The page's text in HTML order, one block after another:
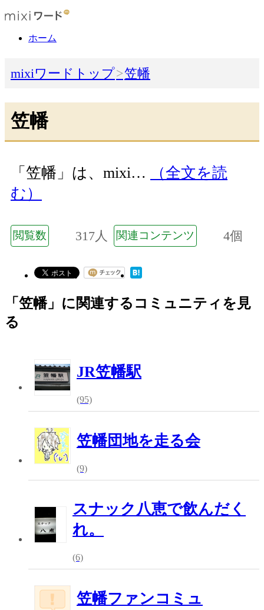
ホーム
mixiワードトップ 笠幡
笠幡
「笠幡」は、mixi…
（全文を読
む）
閲覧数 317人 関連コンテンツ 4個
「笠幡」に関連するコミュニティを見
る
JR笠幡駅
(95)
笠幡団地を走る会
(9)
スナック八恵で飲んだく
れ。
(6)
笠幡ファンコミュ